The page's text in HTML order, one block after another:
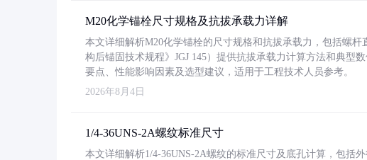
M20化学锚栓尺寸规格及抗拔承载力详解
本文详细解析M20化学锚栓的尺寸规格和抗拔承载力，包括螺
构后锚固技术规程》JGJ 145）提供抗拔承载力计算方法和典型
要点、性能影响因素及选型建议，适用于工程技术人员参考。
2026年8月4日
1/4-36UNS-2A螺纹标准尺寸
本文详细解析1/4-36UNS-2A螺纹的标准尺寸及底孔计算，包括